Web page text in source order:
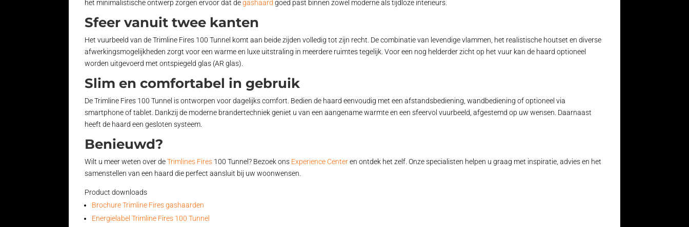
het minimalistische ontwerp zorgen ervoor dat degashaard goed past binnen zowel moderne als tijdloze interieurs.
Sfeer vanuit twee kanten
Het vuurbeeld van de Trimline Fires 100 Tunnel komt aan beide zijden volledig tot zijn recht. De combinatie van levendige vlammen, het realistische houtset en diverse
afwerkingsmogelijkheden zorgt voor een warme en luxe uitstraling in meerdere ruimtes tegelijk. Voor een nog helderder zicht op het vuur kan de haard optioneel
worden uitgevoerd met ontspiegeld glas (AR glas).
Slim en comfortabel in gebruik
De Trimline Fires 100 Tunnel is ontworpen voor dagelijks comfort. Bedien de haard eenvoudig met een afstandsbediening, wandbediening of optioneel via
smartphone of tablet. Dankzij de moderne brandertechniek geniet u van een aangename warmte en een sfeervol vuurbeeld, afgestemd op uw wensen. Daarnaast
heeft de haard een gesloten systeem.
Benieuwd?
Wilt u meer weten over deTrimlines Fires 100 Tunnel? Bezoek ons Experience Centeren ontdek het zelf. Onze specialisten helpen u graag met inspiratie, advies en het
samenstellen van een haard die perfect aansluit bij uw woonwensen.
Product downloads
Brochure Trimline Fires gashaarden
Energielabel Trimline Fires 100 Tunnel